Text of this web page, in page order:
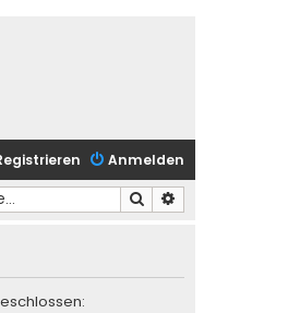
Anmelden
Suche